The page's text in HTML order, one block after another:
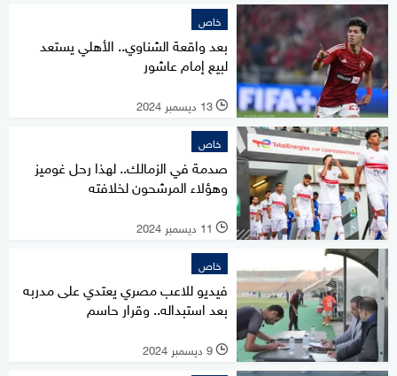
خاص
بعد واقعة الشناوي.. الأهلي يستعد
لبيع إمام عاشور
l 13 ديسمبر 2024
خاص
صدمة في الزمالك.. لهذا رحل غوميز
وهؤلاء المرشحون لخلافته
l 11 ديسمبر 2024
خاص
فيديو للاعب مصري يعتدي على مدربه
بعد استبداله.. وقرار حاسم
l 9 ديسمبر 2024